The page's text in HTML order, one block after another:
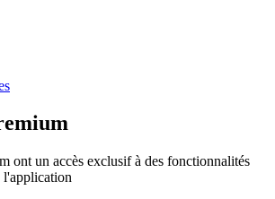
ont un accès exclusif à des fonctionnalités
l'application